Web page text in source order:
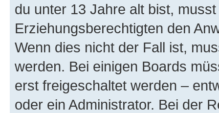
du unter 13 Jahre alt bist,
Erziehungsberechtigten den
Wenn dies nicht der Fall ist,
werden. Bei einigen Boards
erst freigeschaltet werden –
oder ein Administrator. Bei der